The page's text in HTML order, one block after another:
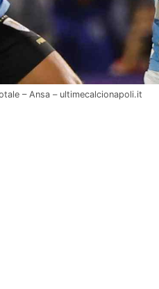
– Ansa – ultimecalcionapoli.it